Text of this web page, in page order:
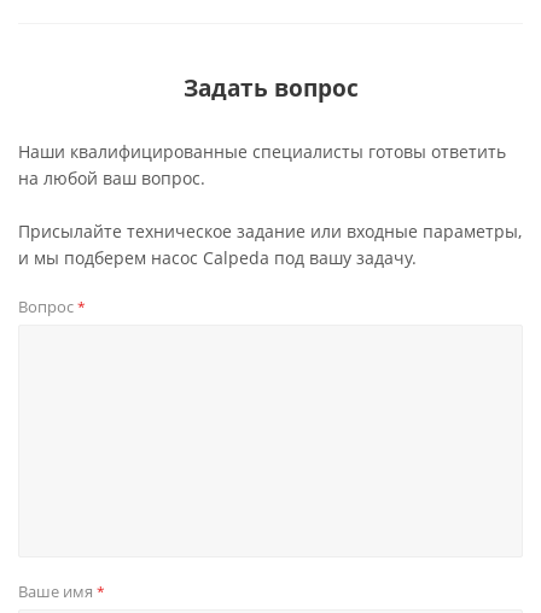
Задать вопрос
Наши квалифицированные специалисты готовы ответить
на любой ваш вопрос.
Присылайте техническое задание или входные параметры,
и мы подберем насос Calpeda под вашу задачу.
Вопрос*
Ваше имя *